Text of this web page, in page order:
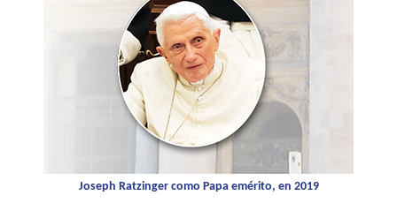
Joseph Ratzinger como Papa emérito, en 2019